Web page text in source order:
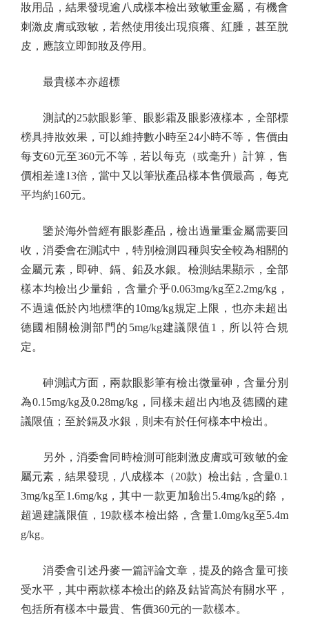
妝用品，結果發現逾八成樣本檢出致敏重金屬，有機會
刺激皮膚或致敏，若然使用後出現痕癢、紅腫，甚至脫
皮，應該立即卸妝及停用。
最貴樣本亦超標
測試的25款眼影筆、眼影霜及眼影液樣本，全部標
榜具持妝效果，可以維持數小時至24小時不等，售價由
每支60元至360元不等，若以每克（或毫升）計算，售
價相差達13倍，當中又以筆狀產品樣本售價最高，每克
平均約160元。
鑒於海外曾經有眼影產品，檢出過量重金屬需要回
收，消委會在測試中，特別檢測四種與安全較為相關的
金屬元素，即砷、鎘、鉛及水銀。檢測結果顯示，全部
樣本均檢出少量鉛，含量介乎0.063mg/kg至2.2mg/kg，
不過遠低於內地標準的10mg/kg規定上限，也亦未超出
德國相關檢測部門的5mg/kg建議限值1，所以符合規
定。
砷測試方面，兩款眼影筆有檢出微量砷，含量分別
為0.15mg/kg及0.28mg/kg，同樣未超出內地及德國的建
議限值；至於鎘及水銀，則未有於任何樣本中檢出。
另外，消委會同時檢測可能刺激皮膚或可致敏的金
屬元素，結果發現，八成樣本（20款）檢出鈷，含量0.1
3mg/kg至1.6mg/kg，其中一款更加驗出5.4mg/kg的鉻，
超過建議限值，19款樣本檢出鉻，含量1.0mg/kg至5.4m
g/kg。
消委會引述丹麥一篇評論文章，提及的鉻含量可接
受水平，其中兩款樣本檢出的鉻及鈷皆高於有關水平，
包括所有樣本中最貴、售價360元的一款樣本。